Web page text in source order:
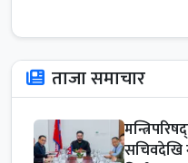
ताजा समाचार
सचिवदेखि